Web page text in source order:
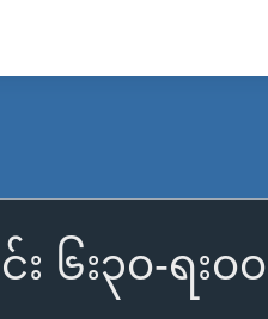
၆း၃၀-ရး၀၀